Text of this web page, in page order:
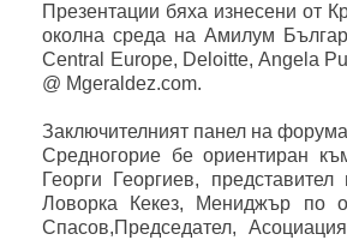
Презентации бяха изнесени от
околна среда на Амилум
Central Europe, Deloitte, Angela
@ Mgeraldez.com.
Заключителният панел на
Средногорие бе ориентиран
Георги Георгиев,
Ловорка Кекез, Мениджър по
Спасов,Председател,